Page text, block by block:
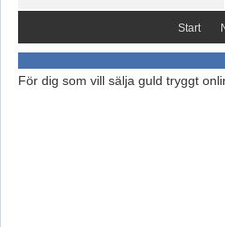
Start
För dig som vill sälja guld tryggt